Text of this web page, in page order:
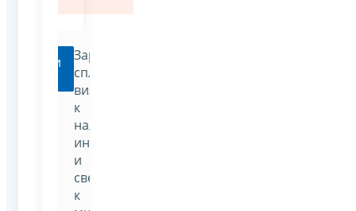
Перейти
Заранее
спланировать
визит
к
налоговому
инспектору
и
свести
к